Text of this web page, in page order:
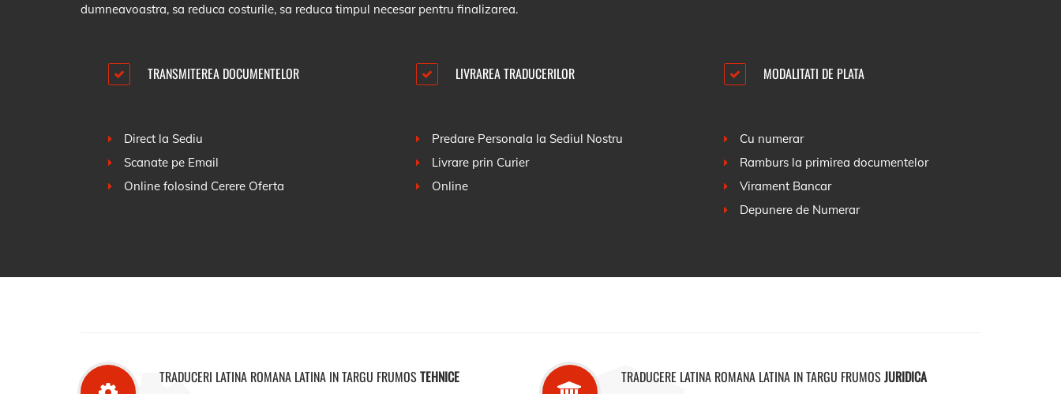
dumneavoastra, sa reduca costurile, sa reduca timpul necesar pentru finalizarea.
TRANSMITEREA DOCUMENTELOR
Direct la Sediu
Scanate pe Email
Online folosind Cerere Oferta
LIVRAREA TRADUCERILOR
Predare Personala la Sediul Nostru
Livrare prin Curier
Online
MODALITATI DE PLATA
Cu numerar
Ramburs la primirea documentelor
Virament Bancar
Depunere de Numerar
TRADUCERI LATINA ROMANA LATINA IN TARGU FRUMOSTEHNICE TRADUCERE LATINA ROMANA LATINA IN TARGU FRUMOSJURIDICA